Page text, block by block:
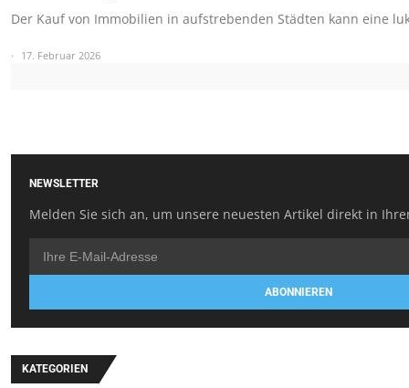
Der Kauf von Immobilien in aufstrebenden Städten kann eine
17. Februar 2026
NEWSLETTER
Melden Sie sich an, um unsere neuesten Artikel direkt in
ABONNIEREN
KATEGORIEN